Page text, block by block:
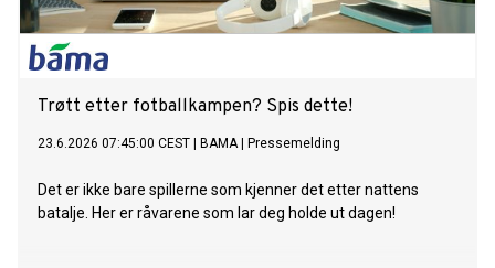
Trøtt etter fotballkampen? Spis dette!
23.6.2026 07:45:00 CEST BAMA| Pressemelding
Det er ikke bare spillerne som kjenner det etter nattens
batalje. Her er råvarene som lar deg holde ut dagen!